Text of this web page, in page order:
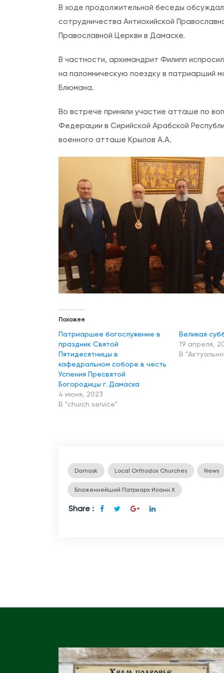
В ходе продолжительной беседы
сотрудничества Антиохийской
Православной Церкви в Дамаске.
В частности, архимандрит Филипп
на паломническую поездку в патриарший
Блюмана.
Во встрече приняли участие атташе по
Федерации в Сирийской Арабской
военного атташе Крылов А.А.
Похожее
Патриаршее богослужение в
праздник Святой
Пятидесятницы в
кафедральном соборе в честь
Успения Пресвятой
Богородицы г. Дамаска
4 июня, 2023
В "church service"
Великая
19 апреля,
В
Damask Local Orthodox Churches News
Блаженнейший Патриарх Иоанн Х
Share :